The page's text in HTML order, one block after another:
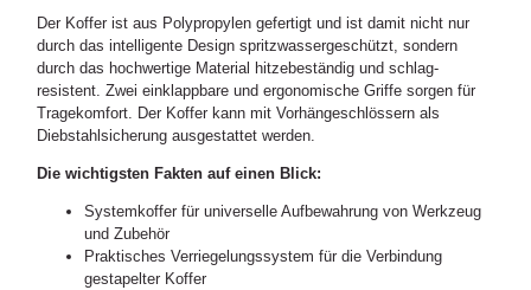
Der Koffer ist aus Polypropylen gefertigt und ist damit nicht nur
durch das intelligente Design spritzwassergeschützt, sondern
durch das hochwertige Material hitzebeständig und schlag-
resistent. Zwei einklappbare und ergonomische Griffe sorgen für
Tragekomfort. Der Koffer kann mit Vorhängeschlössern als
Diebstahlsicherung ausgestattet werden.
Die wichtigsten Fakten auf einen Blick:
Systemkoffer für universelle Aufbewahrung von Werkzeug
und Zubehör
Praktisches Verriegelungssystem für die Verbindung
gestapelter Koffer